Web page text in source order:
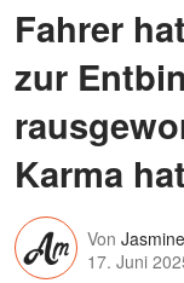
Fahrer
zur
Karma
Von
17. Juni